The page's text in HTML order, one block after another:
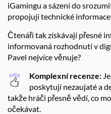
iGamingu a sázení do
propojují technické
Čtenáři tak získávají přesné
informovaná rozhodnutí v
Pavel nejvíce věnuje?
Komplexní recenze:
poskytují nezaujaté a
takže hráči přesně vědí, co
očekávat.